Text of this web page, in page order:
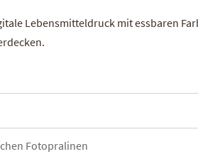
Lebensmitteldruck mit essbaren
Fotopralinen